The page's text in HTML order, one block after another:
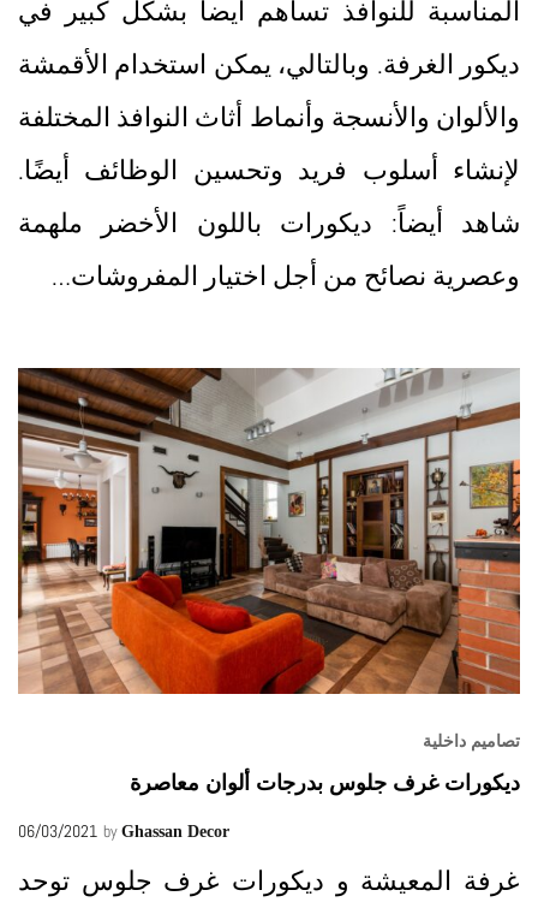
المناسبة للنوافذ تساهم أيضاً بشكل كبير في
ديكور الغرفة. وبالتالي، يمكن استخدام الأقمشة
والألوان والأنسجة وأنماط أثاث النوافذ المختلفة
لإنشاء أسلوب فريد وتحسين الوظائف أيضًا.
شاهد أيضاً: ديكورات باللون الأخضر ملهمة
وعصرية نصائح من أجل اختيار المفروشات…
تصاميم داخلية
ديكورات غرف جلوس بدرجات ألوان معاصرة
06/03/2021 by Ghassan Decor
غرفة المعيشة و ديكورات غرف جلوس توحد